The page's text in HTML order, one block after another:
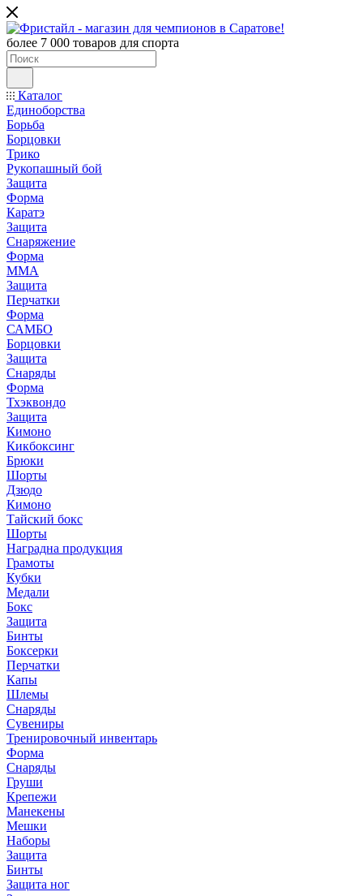
более 7 000 товаров для спорта
Каталог
Единоборства
Борьба
Борцовки
Трико
Рукопашный бой
Защита
Форма
Каратэ
Защита
Снаряжение
Форма
ММА
Защита
Перчатки
Форма
САМБО
Борцовки
Защита
Снаряды
Форма
Тхэквондо
Защита
Кимоно
Кикбоксинг
Брюки
Шорты
Дзюдо
Кимоно
Тайский бокс
Шорты
Наградна продукция
Грамоты
Кубки
Медали
Бокс
Защита
Бинты
Боксерки
Перчатки
Капы
Шлемы
Снаряды
Сувениры
Тренировочный инвентарь
Форма
Снаряды
Груши
Крепежи
Манекены
Мешки
Наборы
Защита
Бинты
Защита ног